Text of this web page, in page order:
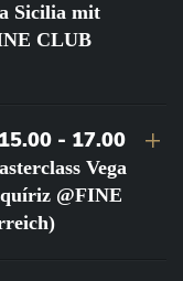
Sicilia mit
CLUB
- 17.00
Vega
@FINE